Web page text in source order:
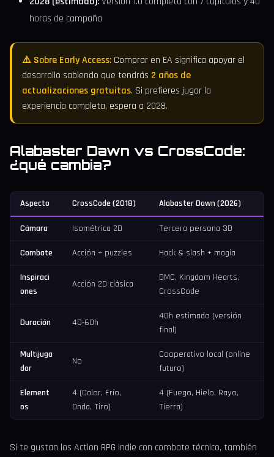
horas de campaña
⚠️ Sobre Early Access: Comprar en EA significa apoyar el
desarrollo sabiendo que tendrás 2 años de
actualizaciones gratuitas. Si prefieres jugar la
experiencia completa, espera a 2028.
Alabaster Dawn vs CrossCode:
¿qué cambia?
Aspecto CrossCode (2018) Alabaster Dawn (2026)
Cámara Isométrica 2D Tercera persona 3D
Combate Acción + puzzles Hack & slash + magia
Inspiraci
ones
Acción 2D clásica
DMC, Kingdom Hearts,
CrossCode
Duración 40-60h
40h estimado (versión
final)
Multijuga
dor
No
Cooperativo local (online
futuro)
Element
os
4 (Calor, Frío,
Onda, Tiro)
4 (Fuego, Hielo, Rayo,
Tierra)
Si te gustan los Action RPG indie con combate técnico, también